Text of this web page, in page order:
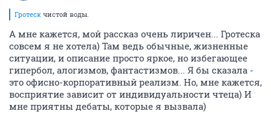
Гротеск чистой воды.
А мне кажется, мой рассказ очень лиричен... Гротеска
совсем я не хотела) Там ведь обычные, жизненные
ситуации, и описание просто яркое, но избегающее
гипербол, алогизмов, фантастизмов... Я бы сказала -
это офисно-корпоративный реализм. Но, мне кажется,
восприятие зависит от индивидуальности чтеца) И
мне приятны дебаты, которые я вызвала)